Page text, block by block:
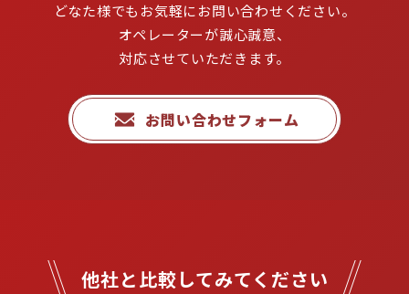
どなた様でもお気軽にお問い合わせください。
オペレーターが誠心誠意、
対応させていただきます。
お問い合わせフォーム
他社と比較してみてください